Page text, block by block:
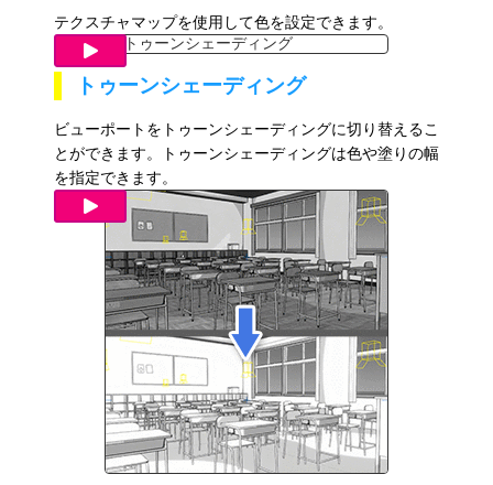
テクスチャマップを使用して色を設定できます。
トゥーンシェーディング
ビューポートをトゥーンシェーディングに切り替えるこ
とができます。トゥーンシェーディングは色や塗りの幅
を指定できます。